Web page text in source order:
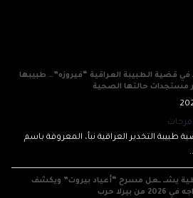
في قضية الطبيبة العراقية “فيروزه”… طبيبها
مستجدات حالتها الصحية
طبيبة التخدير العراقية نبأ، المعروفة باسم
يشــ ــعل مسرح “أعياد بيروت” ويكشف
بيرلا حرب